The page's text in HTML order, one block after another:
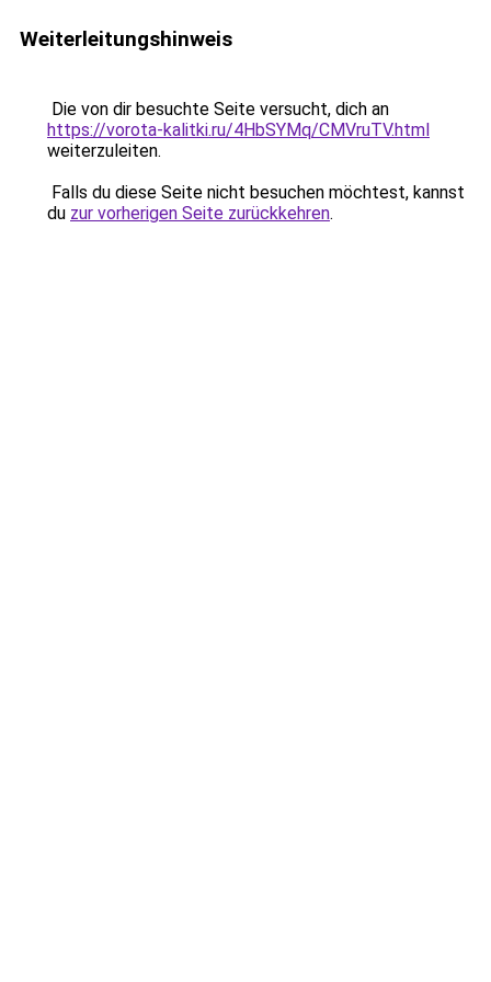
Weiterleitungshinweis
Die von dir besuchte Seite versucht, dich an
https://vorota-kalitki.ru/4HbSYMq/CMVruTV.html
weiterzuleiten.
Falls du diese Seite nicht besuchen möchtest, kannst
du zur vorherigen Seite zurückkehren.